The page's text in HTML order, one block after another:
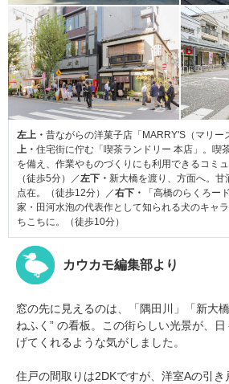
左上・ 昔ながらの洋菓子店「MARRY'S（マリー
上・ 住宅街に佇む「喫茶ランドリー 本店」。喫
を備え、作業やものづくりにも利用できるコミ
（徒歩5分）／左下・ 新大橋を渡り、方面へ。
点在。（徒歩12分）／右下・
「高橋のらくろー
家・田河水泡の代表作として知られる犬のキャ
ちこちに。（徒歩10分）
カウカモ編集部より
窓の先に見えるのは、「隅田川」「新大
ねふく” の看板。この街らしい光景が、
げてくれるような気がしました。
住戸の間取りは2DKですが、洋室Aの引